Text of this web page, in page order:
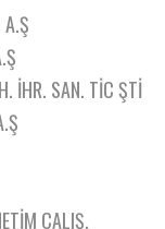
İHR. SAN. TİC ŞTİ
ÇALIŞ.